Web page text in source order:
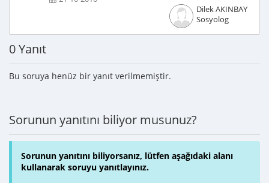
Dilek AKINBAY
Sosyolog
0 Yanıt
Bu soruya henüz bir yanıt verilmemiştir.
Sorunun yanıtını biliyor musunuz?
Sorunun yanıtını biliyorsanız, lütfen aşağıdaki alanı
kullanarak soruyu yanıtlayınız.